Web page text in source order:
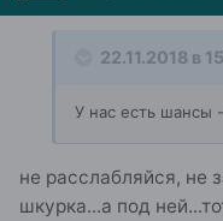
Кажется, что я
22.11.2018 в
У нас есть шансы -
не расслабляйся, не
шкурка...а под